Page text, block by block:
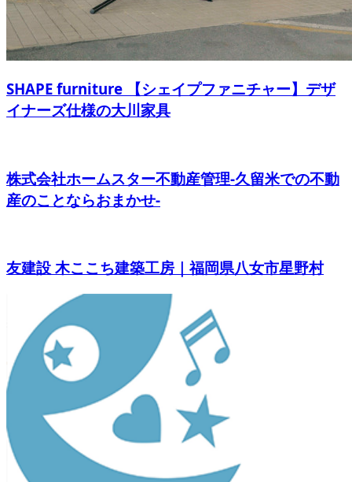
SHAPE furniture 【シェイプファニチャー】デザ
イナーズ仕様の大川家具
株式会社ホームスター不動産管理-久留米での不動
産のことならおまかせ-
友建設 木ここち建築工房｜福岡県八女市星野村